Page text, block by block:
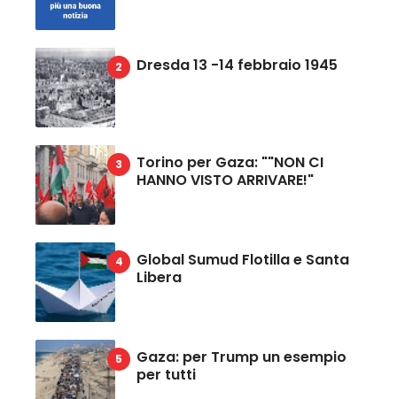
Dresda 13 -14 febbraio 1945
Torino per Gaza: ""NON CI
HANNO VISTO ARRIVARE!"
Global Sumud Flotilla e Santa
Libera
Gaza: per Trump un esempio
per tutti